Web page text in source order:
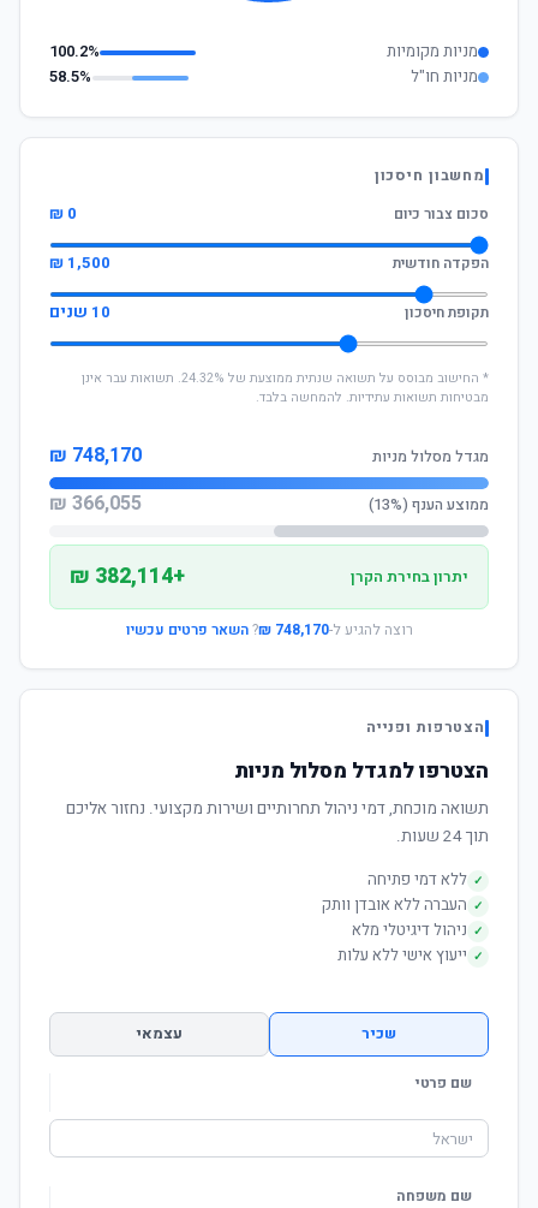
מניות מקומיות
100.2%
מניות חו"ל
58.5%
מחשבון חיסכון
סכום צבור כיום
0 ₪
הפקדה חודשית 1,500 ₪
תקופת חיסכון 10 שנים
* החישוב מבוסס על תשואה שנתית ממוצעת של 24.32%. תשואות עבר אינן
מבטיחות תשואות עתידיות. להמחשה בלבד.
מגדל מסלול מניות 748,170 ₪
ממוצע הענף (13%) 366,055 ₪
יתרון בחירת הקרן +382,114 ₪
רוצה להגיע ל-748,170 ₪
?השאר פרטים עכשיו
הצטרפות ופנייה
הצטרפו למגדל מסלול מניות
תשואה מוכחת, דמי ניהול תחרותיים ושירות מקצועי. נחזור אליכם
תוך 24 שעות.
✓ ללא דמי פתיחה
✓ העברה ללא אובדן וותק
✓ ניהול דיגיטלי מלא
✓ ייעוץ אישי ללא עלות
שכיר עצמאי
שם פרטי
שם משפחה